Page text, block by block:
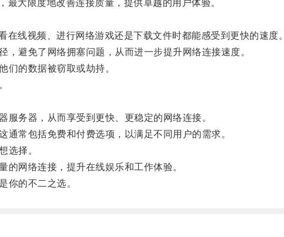
大限度地改善连接质量，提供卓越的用户体验。
线视频、进行网络游戏还是下载文件时都能感受到更快的速度。
避免了网络拥塞问题，从而进一步提升网络连接速度。
的数据被窃取或劫持。
务器，从而享受到更快、更稳定的网络连接。
常包括免费和付费选项，以满足不同用户的需求。
选择。
网络连接，提升在线娱乐和工作体验。
的不二之选。